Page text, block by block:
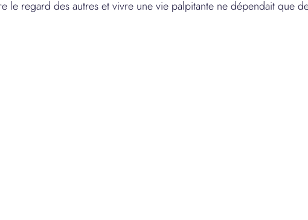
le regard des autres et vivre une vie palpitante ne dépendait que